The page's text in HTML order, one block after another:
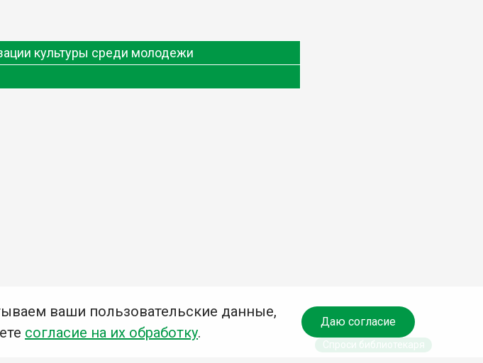
культуры среди молодежи
ваши пользовательские данные,
согласие на их обработку.
Даю согласие
Спроси библиотекаря